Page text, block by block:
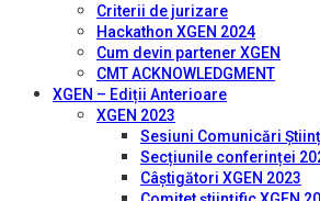
Criterii de jurizare
Hackathon XGEN 2024
Cum devin partener XGEN
CMT ACKNOWLEDGMENT
XGEN – Ediții Anterioare
XGEN 2023
Sesiuni Comunicări
Secțiunile conferinței
Câștigători XGEN 2023